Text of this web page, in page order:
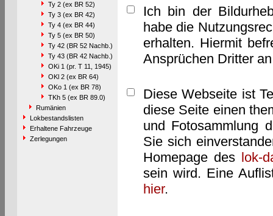
Ty 2 (ex BR 52)
Ty 3 (ex BR 42)
Ty 4 (ex BR 44)
Ty 5 (ex BR 50)
Ty 42 (BR 52 Nachb.)
Ty 43 (BR 42 Nachb.)
OKi 1 (pr. T 11, 1945)
OKl 2 (ex BR 64)
OKo 1 (ex BR 78)
TKh 5 (ex BR 89.0)
Rumänien
Lokbestandslisten
Erhaltene Fahrzeuge
Zerlegungen
Ich bin der
habe die
erhalten. Hiermit
Ansprüchen Dritter
Diese Webseite ist
diese Seite einen
und Fotosammlung
Sie sich
Homepage des lok-
sein wird. Eine
hier.